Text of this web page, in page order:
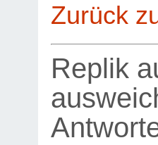
Zurück
Replik